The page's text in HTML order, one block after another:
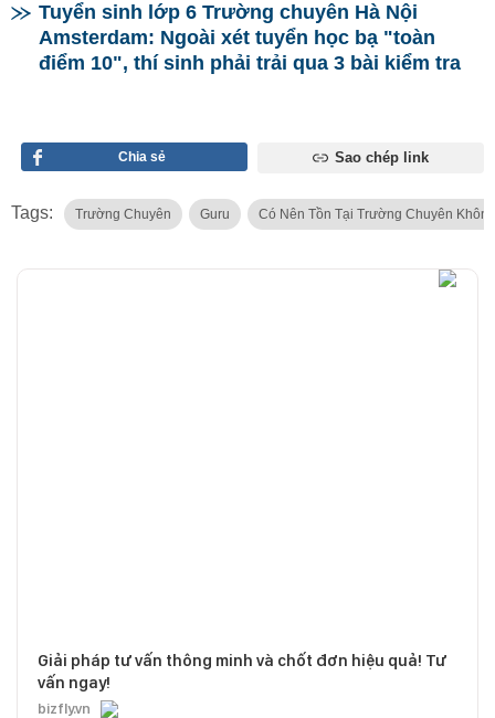
Tuyển sinh lớp 6 Trường chuyên Hà Nội
Amsterdam: Ngoài xét tuyển học bạ "toàn
điểm 10", thí sinh phải trải qua 3 bài kiểm tra
Chia sẻ Sao chép link
Tags: Trường Chuyên Guru Có Nên Tồn Tại Trường Chuyên Không
Giải pháp tư vấn thông minh và chốt đơn hiệu quả! Tư
vấn ngay!
bizfly.vn